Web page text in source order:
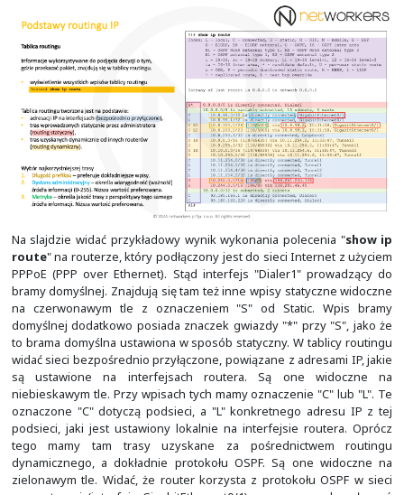
Przy wyborze najkorzystniejszej trasy decyduje
kolejności dokładność wpisu, czyli omówiona w
długość prefiksu. Im wpis jest bardziej dokładny,
Zatem trasa domyślna wykorzystywana jest dopiero w
kiedy żaden inny wpis nie pasuje. W drugiej kolejności
jestdystans administracyjny. Jest to wartość, która
lokalne w ramach danego routera i określa preferencję
informacji. Przyjmować może wartości z przedziału od 0
niższa wartość jest bardziej preferowana. Wartość
oznaczona na zrzucie tablicy routingu z użyciem
obramowania. Zaraz za dystansem administracyjnym,
"/" w zielonawym obramowaniu jest metryka. Jest to
rozstrzygający. Zatem jest ona rozpatrywana już w
źródła informacji, wybranego na
administracyjnego. Tak musi być, gdyż każde źródło
protokół routingu dynamicznego w inny sposób
Warto zauważyć, że na rysunku dla protokołu OSPF
5000, podczas gdy np. w protokole RIP
nieskończoność. Stąd metryki nigdy nie porównuje
różnymi źródłami informacji. To po prostu nie ma sensu,
z nich oznacza coś innego, specyficznego dla
routingu czy też inaczej źródła informacji. Niższa
oznacza lepszą trasę.